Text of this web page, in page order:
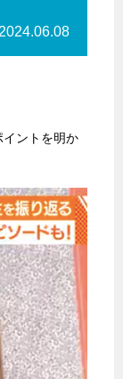
2024.06.08
ントを明か